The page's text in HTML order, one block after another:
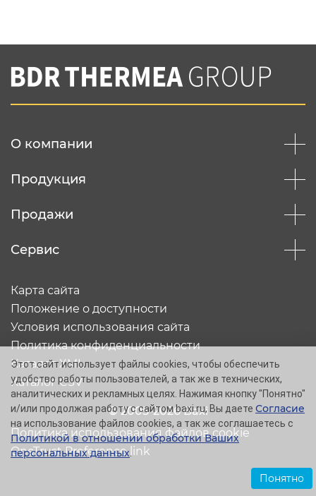
Вы соглашаетесь с нашей политикой
конфеденциальности
О компании
Продукция
Продажи
Сервис
© 2005-2026 Baxi
Карта сайта
Положение о доступности
Условия использования сайта
Политика конфиденциальности
Каталог XML
Каталог CSV
Политика использования файлов cookie
OneTrust Preference link
Этот сайт использует файлы cookies, чтобы обеспечить
удобство работы пользователей, а так же в технических,
аналитических и рекламных целях. Нажимая кнопку "Понятно"
и/или продолжая работу с сайтом baxi.ru, Вы даете Согласие
на использование файлов cookies, а так же соглашаетесь с
Политикой в отношении обработки Ваших
персональных данных.
Понятно